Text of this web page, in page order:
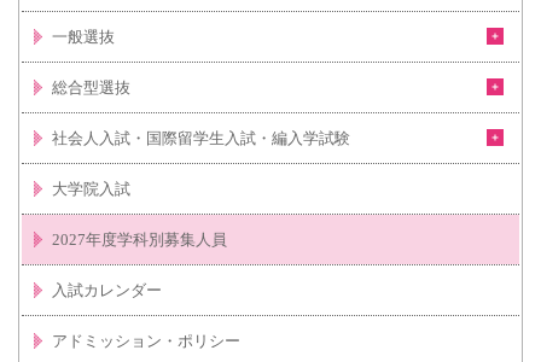
一般選抜
総合型選抜
社会人入試・国際留学生入試・編入学試験
大学院入試
2027年度学科別募集人員
入試カレンダー
アドミッション・ポリシー